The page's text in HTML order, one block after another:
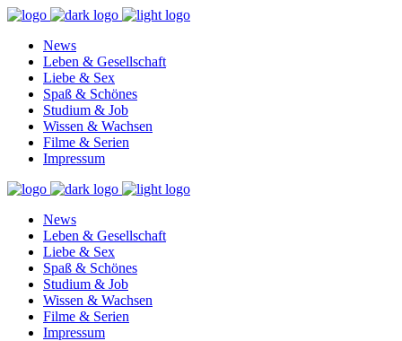
News
Leben & Gesellschaft
Liebe & Sex
Spaß & Schönes
Studium & Job
Wissen & Wachsen
Filme & Serien
Impressum
News
Leben & Gesellschaft
Liebe & Sex
Spaß & Schönes
Studium & Job
Wissen & Wachsen
Filme & Serien
Impressum